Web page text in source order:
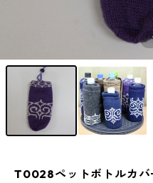
T0028ペットボトルカバ